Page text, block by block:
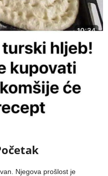
Njegova prošlost je